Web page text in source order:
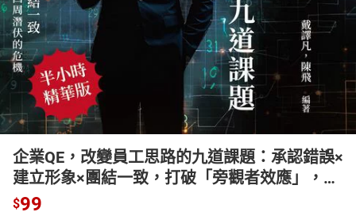
日本購物 電子/紙本書
企業QE，改變員工思路的九道課題：承認錯誤×
建立形象×團結一致，打破「旁觀者效應」，主
動迎擊四周潛伏的危機【有聲書】
$99